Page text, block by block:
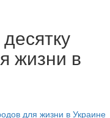
жизни в